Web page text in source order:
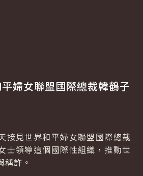
婦女聯盟國際總裁韓鶴子
接見世界和平婦女聯盟國際總裁
士領導這個國際性組織，推動世
稱許。